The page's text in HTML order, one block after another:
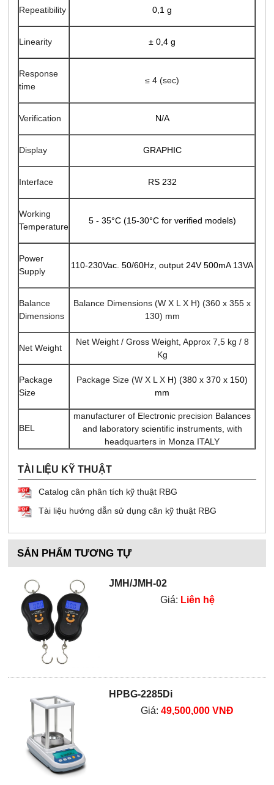
Repeatibility 0,1 g
Linearity ±0,4 g
Response
time
≤ 4 (sec)
Verification N/A
Display GRAPHIC
Interface RS 232
Working
Temperature
5 - 35°C (15-30°C for verified models)
Power
Supply
110-230Vac. 50/60Hz, output 24V 500mA 13VA
Balance
Dimensions
Balance Dimensions (W X L X H) (360 x 355 x
130) mm
Net Weight
Net Weight / Gross Weight, Approx 7,5 kg / 8
Kg
Package
Size
Package Size (W X L X H) (380 x 370 x 150)
mm
BEL
manufacturer of Electronic precision Balances
and laboratory scientific instruments, with
headquarters in Monza ITALY
TÀI LIỆU KỸ THUẬT
Catalog cân phân tích kỹ thuật RBG
Tài liệu hướng dẫn sử dụng cân kỹ thuật RBG
SẢN PHẨM TƯƠNG TỰ
JMH/JMH-02
Giá: Liên hệ
HPBG-2285Di
Giá:49,500,000 VNĐ